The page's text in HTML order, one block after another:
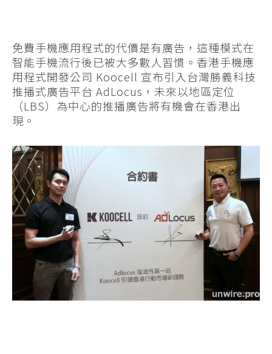
免費手機應用程式的代價是有廣告，這種模式在
智能手機流行後已被大多數人習慣。香港手機應
用程式開發公司 Koocell 宣布引入台灣勝義科技
推播式廣告平台 AdLocus，未來以地區定位
（LBS）為中心的推播廣告將有機會在香港出
現。